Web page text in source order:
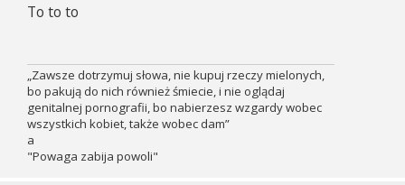
t
To to to
„Zawsze dotrzymuj słowa, nie kupuj rzeczy mielonych,
bo pakują do nich również śmiecie, i nie oglądaj
genitalnej pornografii, bo nabierzesz wzgardy wobec
wszystkich kobiet, także wobec dam”
a
"Powaga zabija powoli"